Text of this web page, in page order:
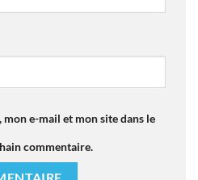
e-mail et mon site dans le
commentaire.